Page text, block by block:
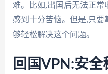
难。比如,出国后无法正常
感到十分苦恼。但是,只
够轻松解决这个问题。
回国VPN:安